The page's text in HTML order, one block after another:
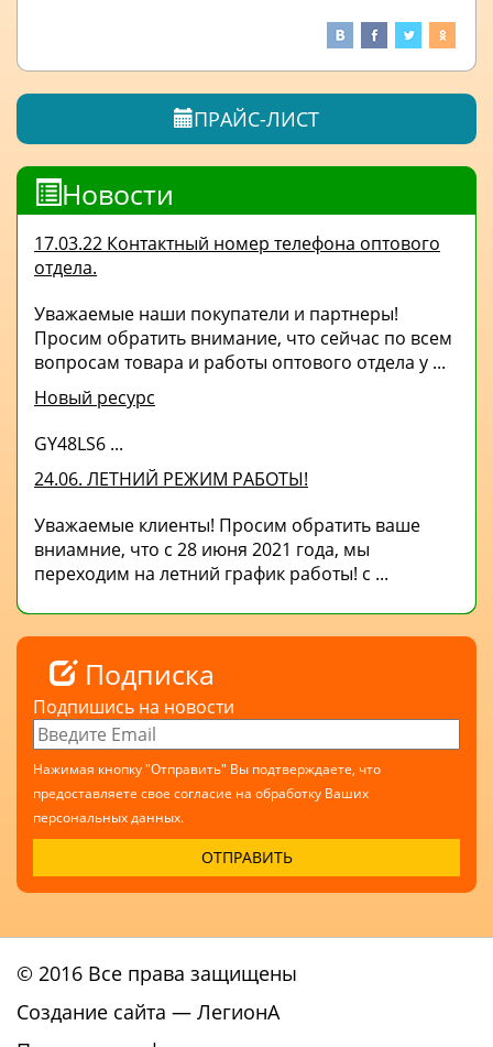
ПРАЙС-ЛИСТ
Новости
17.03.22 Контактный номер телефона оптового
отдела.
Уважаемые наши покупатели и партнеры!
Просим обратить внимание, что сейчас по всем
вопросам товара и работы оптового отдела у ...
Новый ресурс
GY48LS6 ...
24.06. ЛЕТНИЙ РЕЖИМ РАБОТЫ!
Уважаемые клиенты! Просим обратить ваше
вниамние, что с 28 июня 2021 года, мы
переходим на летний график работы! с ...
Подписка
Подпишись на новости
Нажимая кнопку "Отправить" Вы подтверждаете, что
предоставляете свое согласие на обработку Ваших
персональных данных.
© 2016 Все права защищены
Создание сайта — ЛегионА